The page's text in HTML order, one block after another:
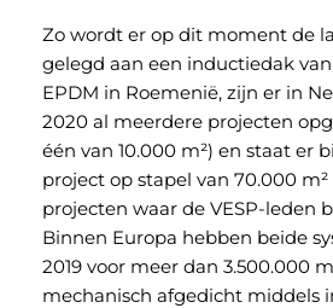
Zo wordt er op dit moment de
gelegd aan een inductiedak
EPDM in Roemenië, zijn er in
2020 al meerdere projecten
één van 10.000 m²) en staat er
project op stapel van 70.000
projecten waar de VESP-leden
Binnen Europa hebben beide
2019 voor meer dan 3.500.000
mechanisch afgedicht middels